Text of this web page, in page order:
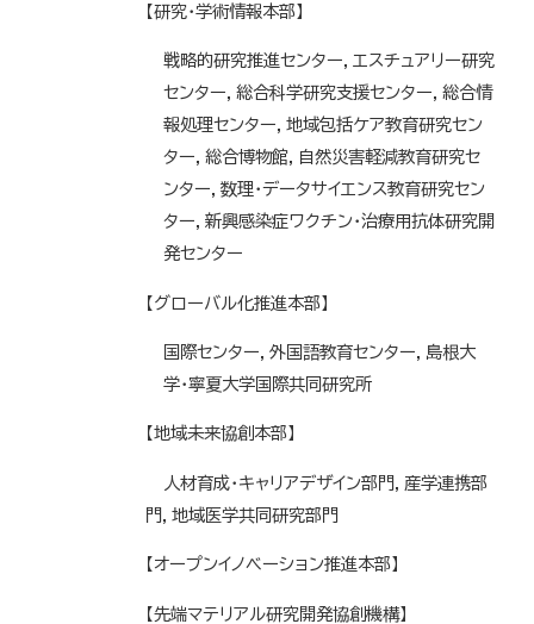
【研究・学術情報本部】
戦略的研究推進センター，エスチュアリー研究
センター，総合科学研究支援センター，総合情
報処理センター，地域包括ケア教育研究セン
ター，総合博物館，自然災害軽減教育研究セ
ンター，数理・データサイエンス教育研究セン
ター，新興感染症ワクチン・治療用抗体研究開
発センター
【グローバル化推進本部】
国際センター，外国語教育センター，島根大
学・寧夏大学国際共同研究所
【地域未来協創本部】
人材育成・キャリアデザイン部門，産学連携部
門，地域医学共同研究部門
【オープンイノベーション推進本部】
【先端マテリアル研究開発協創機構】